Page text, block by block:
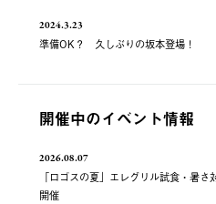
2024.3.23
準備OK？ 久しぶりの坂本登場！
開催中のイベント情報
2026.08.07
「ロゴスの夏」エレグリル試食・暑
開催